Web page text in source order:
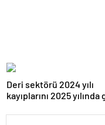
Deri sektörü 2024 yılı
kayıplarını 2025 yılında